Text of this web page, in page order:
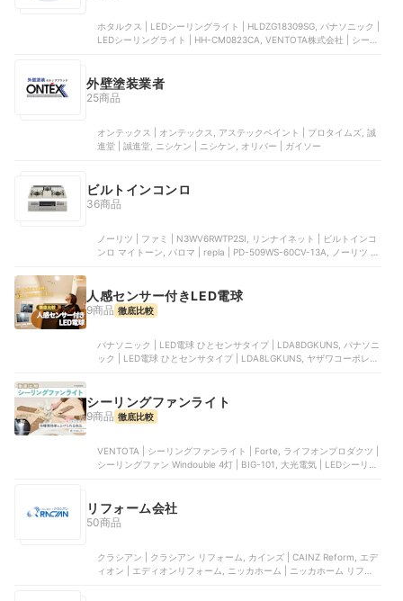
ホタルクス | LEDシーリングライト | HLDZG18309SG, パナソニック |
LEDシーリングライト | HH-CM0823CA, VENTOTA株式会社 | シーリ
外壁塗装業者
25商品
オンテックス | オンテックス, アステックペイント | プロタイムズ, 誠
進堂 | 誠進堂, ニシケン | ニシケン, オリバー | ガイソー
ビルトインコンロ
36商品
ノーリツ | ファミ | N3WV6RWTP2SI, リンナイネット | ビルトインコ
ンロ マイトーン, パロマ | repla | ‎PD-509WS-60CV-13A, ノーリツ |
人感センサー付きLED電球
9商品 徹底比較
パナソニック | LED電球 ひとセンサタイプ | LDA8DGKUNS, パナソニ
ック | LED電球 ひとセンサタイプ | LDA8LGKUNS, ヤザワコーポレー
人感センサー付 | LDR9L-H-SE25
シーリングファンライト
9商品 徹底比較
VENTOTA | シーリングファンライト | Forte, ライフオンプロダクツ |
シーリングファン Windouble 4灯 | BIG-101, 大光電気 | LEDシーリン
エルフ) Modern Collection パネライトサーキュレーター JE-CF029 |
JE-CF029
リフォーム会社
50商品
クラシアン | クラシアン リフォーム, カインズ | CAINZ Reform, エデ
ィオン | エディオンリフォーム, ニッカホーム | ニッカホーム リフォ